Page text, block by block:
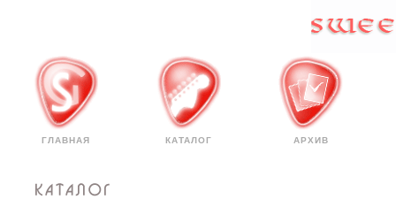
ГЛАВНАЯ КАТАЛОГ АРХИВ